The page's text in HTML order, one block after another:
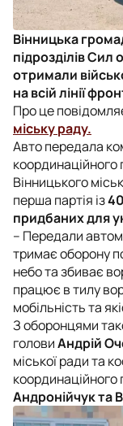
Вінницька
підрозділів Сил
отримали
на всій лінії
Про це
міську раду.
Авто передала
координаційного
Вінницького
перша партія із
придбаних для
– Передали
тримає оборону
небо та збиває
працює в тилу
мобільність та
З оборонцями
головиАндрій
міської ради та
координаційного
Андронійчук та